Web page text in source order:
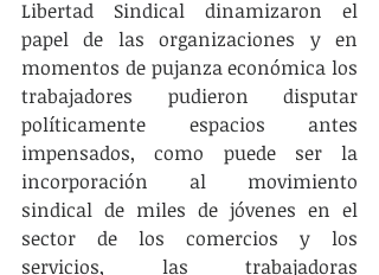
Libertad Sindical dinamizaron el
papel de las organizaciones y en
momentos de pujanza económica los
trabajadores pudieron disputar
políticamente espacios antes
impensados, como puede ser la
incorporación al movimiento
sindical de miles de jóvenes en el
sector de los comercios y los
servicios, las trabajadoras